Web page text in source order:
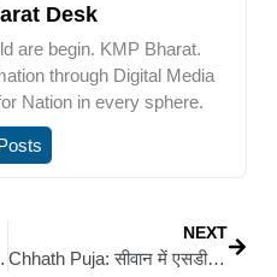
Desk
are begin. KMP Bharat.
through Digital Media
Nation in every sphere.
लोग घायल
NEXT
Chhath Puja: सीवान में एसडीओ गेट के सामने समाजसेवी अनिल प्रसाद ने किया छठ सामग्री का निशुल्क वितरण